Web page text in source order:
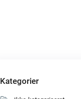
Kategorier